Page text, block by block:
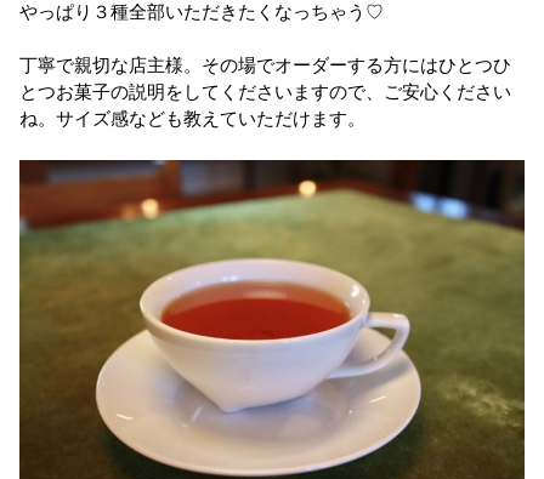
やっぱり３種全部いただきたくなっちゃう♡
丁寧で親切な店主様。その場でオーダーする方にはひとつひ
とつお菓子の説明をしてくださいますので、ご安心ください
ね。サイズ感なども教えていただけます。